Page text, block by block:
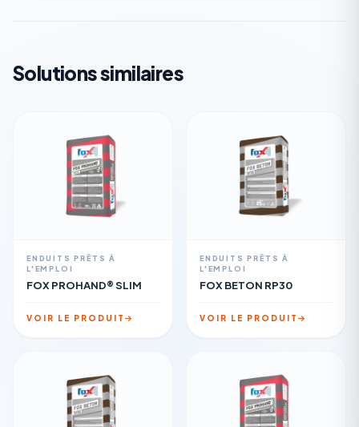
Solutions similaires
ENDUITS PRÊTS À
L'EMPLOI
FOX PROHAND® SLIM
VOIR LE PRODUIT
ENDUITS PRÊTS À
L'EMPLOI
FOX BETON RP30
VOIR LE PRODUIT